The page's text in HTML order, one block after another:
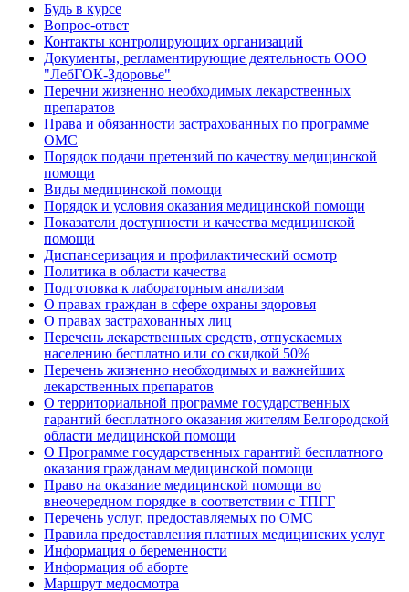
Будь в курсе
Вопрос-ответ
Контакты контролирующих организаций
Документы, регламентирующие деятельность ООО
"ЛебГОК-Здоровье"
Перечни жизненно необходимых лекарственных
препаратов
Права и обязанности застрахованных по программе
ОМС
Порядок подачи претензий по качеству медицинской
помощи
Виды медицинской помощи
Порядок и условия оказания медицинской помощи
Показатели доступности и качества медицинской
помощи
Диспансеризация и профилактический осмотр
Политика в области качества
Подготовка к лабораторным анализам
О правах граждан в сфере охраны здоровья
О правах застрахованных лиц
Перечень лекарственных средств, отпускаемых
населению бесплатно или со скидкой 50%
Перечень жизненно необходимых и важнейших
лекарственных препаратов
О территориальной программе государственных
гарантий бесплатного оказания жителям Белгородской
области медицинской помощи
О Программе государственных гарантий бесплатного
оказания гражданам медицинской помощи
Право на оказание медицинской помощи во
внеочередном порядке в соответствии с ТПГГ
Перечень услуг, предоставляемых по ОМС
Правила предоставления платных медицинских услуг
Информация о беременности
Информация об аборте
Маршрут медосмотра